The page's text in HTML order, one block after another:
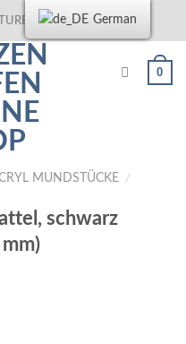
KONTAKT
0
MUNDSTÜCKE /
schwarz
German